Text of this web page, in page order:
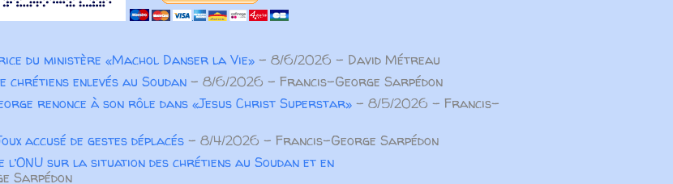
du ministère «Machol Danser la Vie» - 8/6/2026 - David Métreau
chrétiens enlevés au Soudan - 8/6/2026 - Francis-George Sarpédon
renonce à son rôle dans «Jesus Christ Superstar» - 8/5/2026 - Francis-
accusé de gestes déplacés - 8/4/2026 - Francis-George Sarpédon
sur la situation des chrétiens au Soudan et en
Sarpédon